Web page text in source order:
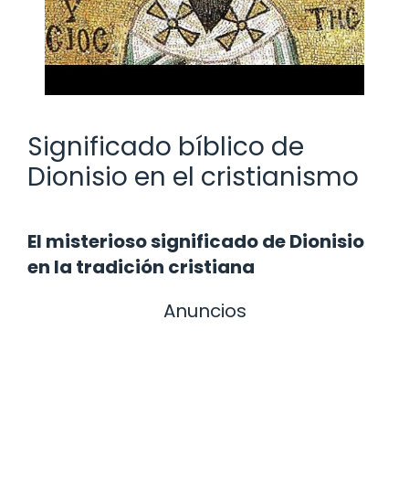
Significado bíblico de
Dionisio en el cristianismo
El misterioso significado de Dionisio
en la tradición cristiana
Anuncios